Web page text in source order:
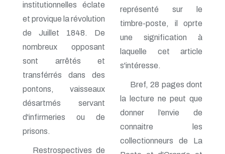
n° 102 - Janvier 2000
n° 100/01 - Octobre 1999
n° 99 - Avril 1999
n° 73 - Octobre 1998
n° 72 - Juillet 1998
n° 70 - Janvier 1998
n° 69 - Octobre 1997
n° 68 - Juillet 1997
n° 66 - Janvier 1997
n° 65 - Octobre 1996
n° 63 - Avril 1996
institutionnelles éclate
et provique la révolution
de Juillet 1848. De
nombreux opposant
sont arrêtés et
transférrés dans des
pontons, vaisseaux
désartmés servant
d'infirmeries ou de
prisons.
Restrospectives de
représenté sur le
timbre-poste, il oprte
une signification à
laquelle cet article
s'intéresse.
Bref, 28 pages dont
la lecture ne peut que
donner l’envie de
connaitre les
collectionneurs de La